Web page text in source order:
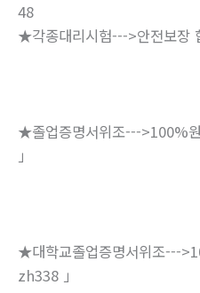
48
★각종대리시험--->안전보장
★졸업증명서위조--->100%
」
★대학교졸업증명서위조---
zh338 」